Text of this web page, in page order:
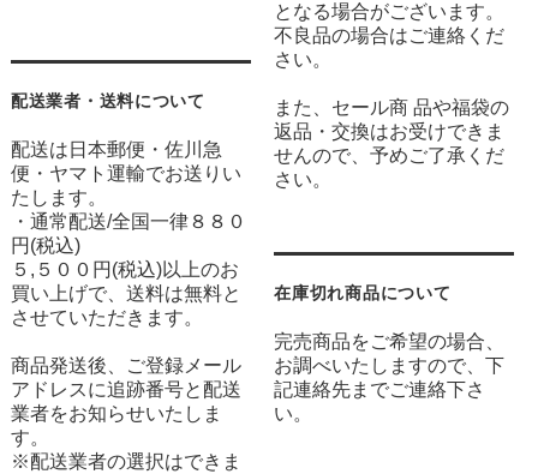
配送業者・送料について
配送は日本郵便・佐川急
便・ヤマト運輸でお送りい
たします。
・通常配送/全国一律８８０
円(税込)
５,５００円(税込)以上のお
買い上げで、送料は無料と
させていただきます。
商品発送後、ご登録メール
アドレスに追跡番号と配送
業者をお知らせいたしま
す。
※配送業者の選択はできま
となる場合がございます。
不良品の場合はご連絡くだ
さい。
また、セール商 品や福袋の
返品・交換はお受けできま
せんので、予めご了承くだ
さい。
在庫切れ商品について
完売商品をご希望の場合、
お調べいたしますので、下
記連絡先までご連絡下さ
い。